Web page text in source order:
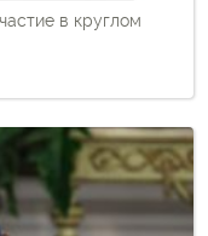
в круглом